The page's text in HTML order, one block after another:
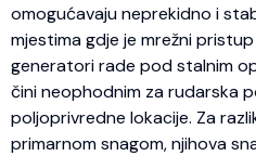
omogućavaju neprekidno i
mjestima gdje je mrežni
generatori rade pod stalnim
čini neophodnim za rudarska
poljoprivredne lokacije. Za
primarnom snagom, njihova